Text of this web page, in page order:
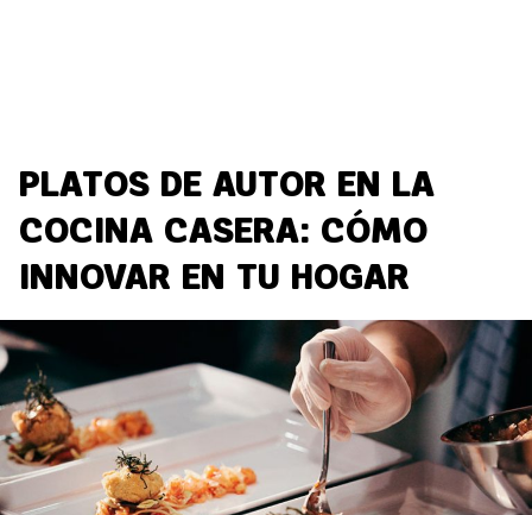
PLATOS DE AUTOR EN LA
COCINA CASERA: CÓMO
INNOVAR EN TU HOGAR